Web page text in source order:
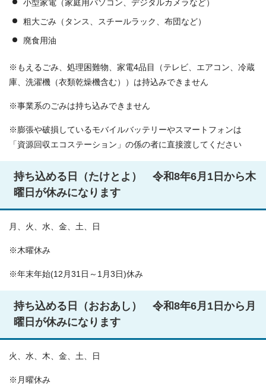
小型家電（家庭用パソコン、デジタルカメラなど）
粗大ごみ（タンス、スチールラック、布団など）
廃食用油
※もえるごみ、処理困難物、家電4品目（テレビ、エアコン、冷蔵
庫、洗濯機（衣類乾燥機含む））は持込みできません
※事業系のごみは持ち込みできません
※膨張や破損しているモバイルバッテリーやスマートフォンは
「資源回収エコステーション」の係の者に直接渡してください
持ち込める日（たけとよ） 令和8年6月1日から木
曜日が休みになります
月、火、水、金、土、日
※木曜休み
※年末年始(12月31日～1月3日)休み
持ち込める日（おおあし） 令和8年6月1日から月
曜日が休みになります
火、水、木、金、土、日
※月曜休み